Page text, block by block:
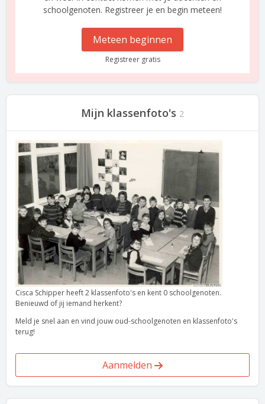
schoolgenoten. Registreer je en begin meteen!
Meteen beginnen
Registreer gratis
Mijn klassenfoto's 2
Cisca Schipper heeft 2 klassenfoto's en kent 0 schoolgenoten.
Benieuwd of jij iemand herkent?
Meld je snel aan en vind jouw oud-schoolgenoten en klassenfoto's
terug!
Aanmelden